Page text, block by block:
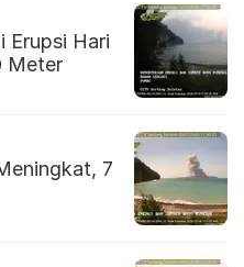
Erupsi Hari
Meter
7